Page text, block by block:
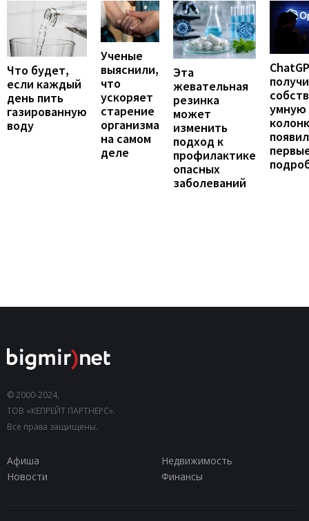
Что будет,
если каждый
день пить
газированную
воду
Ученые
выяснили,
что
ускоряет
старение
организма
на самом
деле
Эта
жевательная
резинка
может
изменить
подход к
профилактике
опасных
заболеваний
умную
© 2000-2024,
ТОВ «КЕПРЕЙТ ПАРТНЕРС».
Все права защищены.
Афиша
Недвижимость
Новости
Финансы